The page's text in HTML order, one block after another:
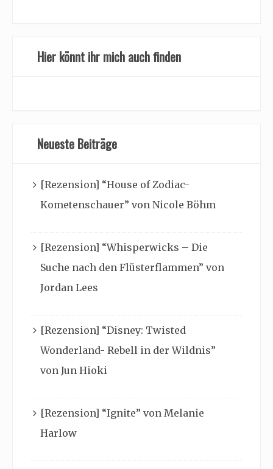
Hier könnt ihr mich auch finden
Neueste Beiträge
[Rezension] “House of Zodiac-
Kometenschauer” von Nicole Böhm
[Rezension] “Whisperwicks – Die
Suche nach den Flüsterflammen” von
Jordan Lees
[Rezension] “Disney: Twisted
Wonderland- Rebell in der Wildnis”
von Jun Hioki
[Rezension] “Ignite” von Melanie
Harlow